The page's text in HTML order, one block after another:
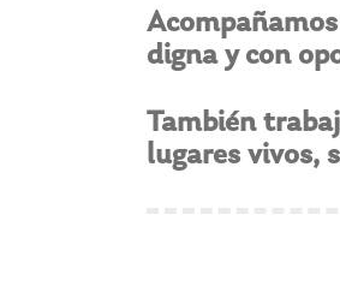
digna y con
También
lugares vivos,